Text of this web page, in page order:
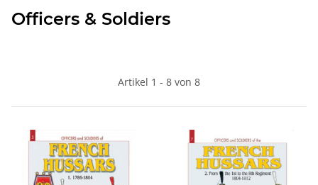
Officers & Soldiers
Artikel 1 - 8 von 8